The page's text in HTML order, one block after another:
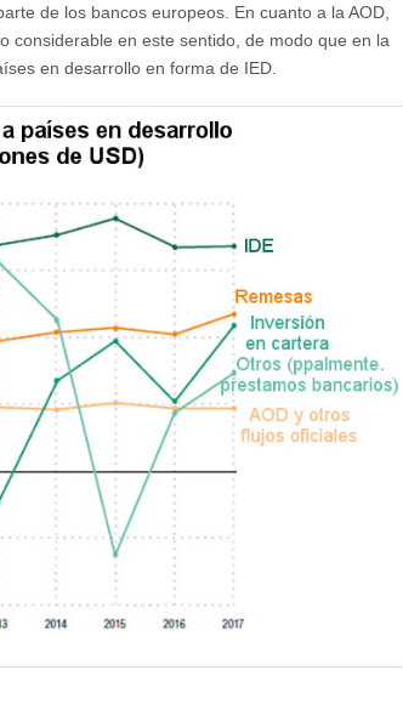
de los bancos europeos. En cuanto a la AOD,
considerable en este sentido, de modo que en la
en desarrollo en forma de IED.